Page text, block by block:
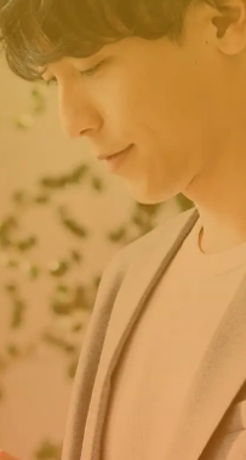
潤
ャー企業か
人情報サイ
会員登録
第二新卒・